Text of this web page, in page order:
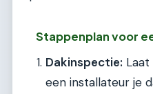
Stappenplan voor
Dakinspectie:
een installateur je